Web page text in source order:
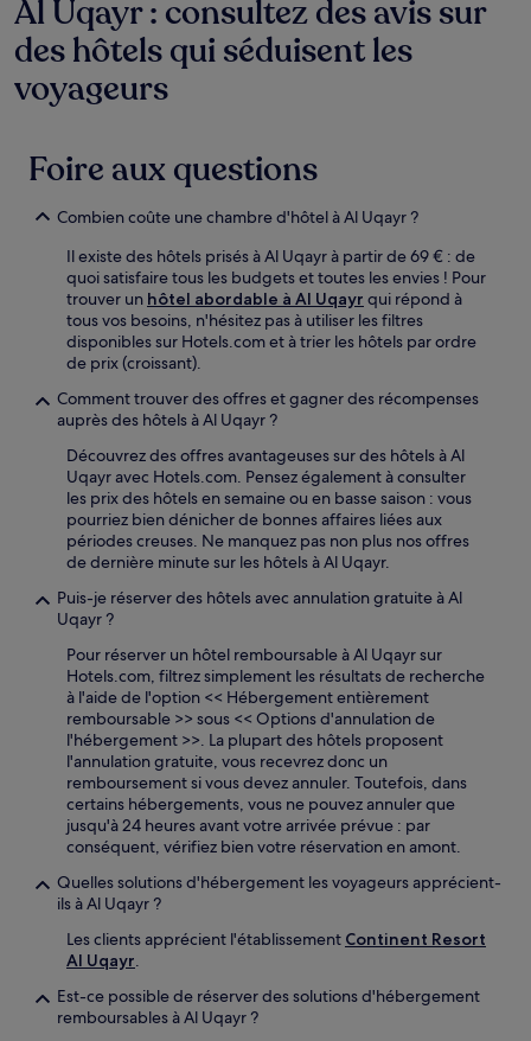
d’une
nuit
pour
2 adultes.
Les
la
sont
changer.
conditions
supplémentaires
peuvent
Al Uqayr : consultez des avis sur
des hôtels qui séduisent les
voyageurs
Foire aux questions
Combien coûte une chambre d'hôtel à Al Uqayr ?
Il existe des hôtels prisés à Al Uqayr à partir de 69 € : de
quoi satisfaire tous les budgets et toutes les envies ! Pour
trouver un hôtel abordable à Al Uqayr qui répond à
tous vos besoins, n'hésitez pas à utiliser les filtres
disponibles sur Hotels.com et à trier les hôtels par ordre
de prix (croissant).
Comment trouver des offres et gagner des récompenses
auprès des hôtels à Al Uqayr ?
Découvrez des offres avantageuses sur des hôtels à Al
Uqayr avec Hotels.com. Pensez également à consulter
les prix des hôtels en semaine ou en basse saison : vous
pourriez bien dénicher de bonnes affaires liées aux
périodes creuses. Ne manquez pas non plus nos offres
de dernière minute sur les hôtels à Al Uqayr.
Puis-je réserver des hôtels avec annulation gratuite à Al
Uqayr ?
Pour réserver un hôtel remboursable à Al Uqayr sur
Hotels.com, filtrez simplement les résultats de recherche
à l'aide de l'option << Hébergement entièrement
remboursable >> sous << Options d'annulation de
l'hébergement >>. La plupart des hôtels proposent
l'annulation gratuite, vous recevrez donc un
remboursement si vous devez annuler. Toutefois, dans
certains hébergements, vous ne pouvez annuler que
jusqu'à 24 heures avant votre arrivée prévue : par
conséquent, vérifiez bien votre réservation en amont.
Quelles solutions d'hébergement les voyageurs apprécient-
ils à Al Uqayr ?
Les clients apprécient l'établissement Continent Resort
Al Uqayr.
Est-ce possible de réserver des solutions d'hébergement
remboursables à Al Uqayr ?